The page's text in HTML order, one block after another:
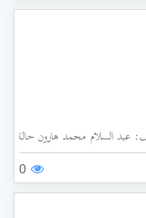
غير مفهرس الناشر: جامعة الملك عبد
0